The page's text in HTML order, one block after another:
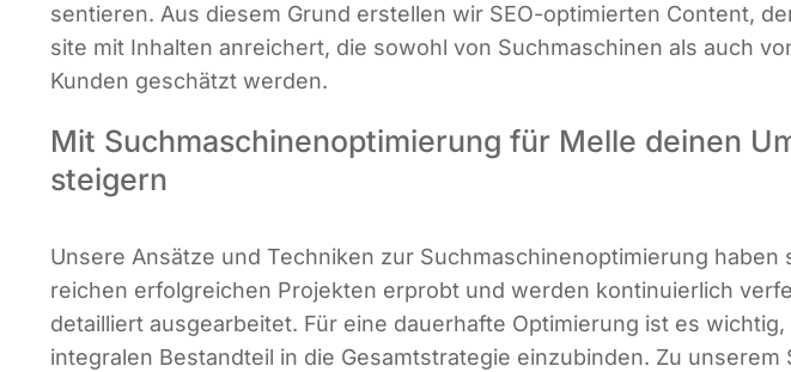
sen­tie­ren. Aus die­sem Grund erstel­len wir SEO-opti­mier­ten Con­tent,
site mit Inhal­ten anrei­chert, die sowohl von Such­ma­schi­nen als auch
Kun­den geschätzt werden.
Mit Suchmaschinen­optimierung für Melle deinen
steigern
Unse­re Ansät­ze und Tech­ni­ken zur Such­ma­schi­nen­op­ti­mie­rung
rei­chen erfolg­rei­chen Pro­jek­ten erprobt und wer­den kon­ti­nu­ier­lich
detail­liert aus­ge­ar­bei­tet. Für eine dau­er­haf­te Opti­mie­rung ist es wich­tig,
inte­gra­len Bestand­teil in die Gesamt­stra­te­gie ein­zu­bin­den. Zu unse­rem